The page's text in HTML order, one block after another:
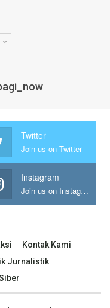
Twitter
Join us on Twitter
Instagram
Join us on Instagram
Kontak Kami
Jurnalistik